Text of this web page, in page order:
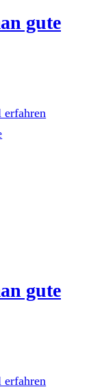
gute
gute